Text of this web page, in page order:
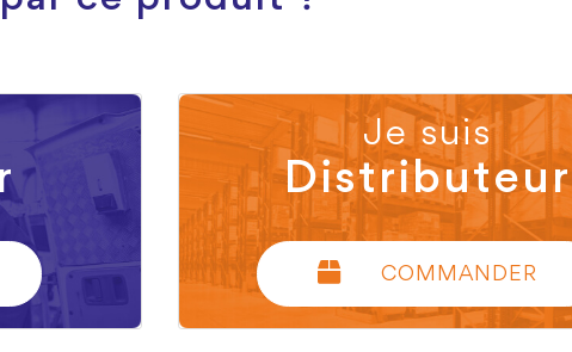
Je suis
Distributeur
COMMANDER